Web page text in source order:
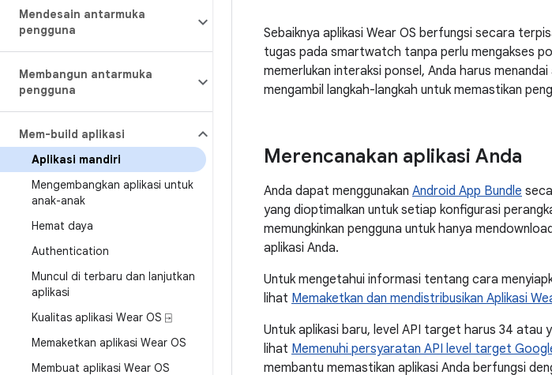
Mendesain antarmuka
pengguna
Membangun antarmuka
pengguna
Mem-build aplikasi
Aplikasi mandiri
Mengembangkan aplikasi untuk
anak-anak
Hemat daya
Authentication
Muncul di terbaru dan lanjutkan
aplikasi
Kualitas aplikasi Wear OS ⍈
Memaketkan aplikasi Wear OS
Membuat aplikasi Wear OS
Sebaiknya aplikasi Wear OS berfungsi secara
tugas pada smartwatch tanpa perlu mengakses
memerlukan interaksi ponsel, Anda harus
mengambil langkah-langkah untuk memastikan
Merencanakan aplikasi Anda
Anda dapat menggunakan Android App Bundle
yang dioptimalkan untuk setiap konfigurasi
memungkinkan pengguna untuk hanya
aplikasi Anda.
Untuk mengetahui informasi tentang cara
lihat Memaketkan dan mendistribusikan Aplikasi
Untuk aplikasi baru, level API target harus 34 atau
lihat Memenuhi persyaratan API level target
membantu memastikan aplikasi Anda berfungsi